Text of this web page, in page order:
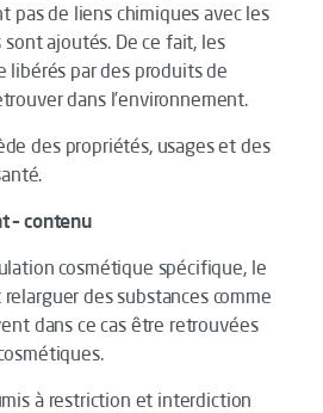
pas de liens chimiques avec les
ajoutés. De ce fait, les
par des produits de
dans l’environnement.
des propriétés, usages et des
– contenu
cosmétique spécifique, le
des substances comme
dans ce cas être retrouvées
à restriction et interdiction